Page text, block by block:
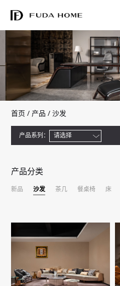
首页 / 产品 /沙发
产品系列： 请选择
产品分类
新品 沙发 茶几 餐桌椅 床